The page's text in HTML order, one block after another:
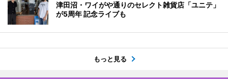
津田沼・ワイがや通りのセレクト雑貨店「ユニテ」
が5周年 記念ライブも
もっと見る